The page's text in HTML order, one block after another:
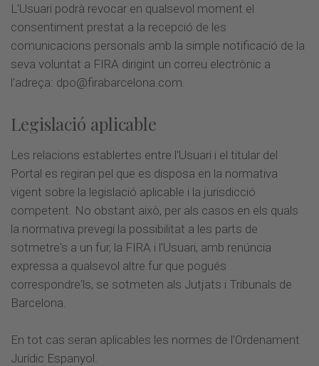
L'Usuari podrà revocar en qualsevol moment el
consentiment prestat a la recepció de les
comunicacions personals amb la simple notificació de la
seva voluntat a FIRA dirigint un correu electrònic a
l'adreça: dpo@firabarcelona.com
Legislació aplicable
Les relacions establertes entre l'Usuari i el titular del
Portal es regiran pel que es disposa en la normativa
vigent sobre la legislació aplicable i la jurisdicció
competent. No obstant això, per als casos en els quals
la normativa prevegi la possibilitat a les parts de
sotmetre's a un fur, la FIRA i l'Usuari, amb renúncia
expressa a qualsevol altre fur que pogués
correspondre'ls, se sotmeten als Jutjats i Tribunals de
Barcelona.
En tot cas seran aplicables les normes de l'Ordenament
Jurídic Espanyol.